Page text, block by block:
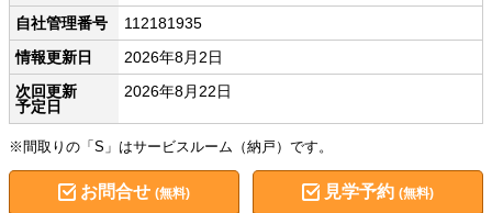
自社管理番号
112181935
情報更新日
2026年8月2日
次回更新
予定日
2026年8月22日
※間取りの「S」はサービスルーム（納戸）です。
お問合せ (無料) 見学予約(無料)